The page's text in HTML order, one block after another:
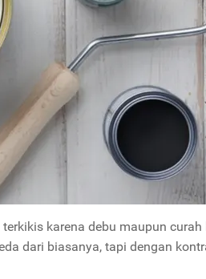
karena debu maupun
dari biasanya, tapi dengan